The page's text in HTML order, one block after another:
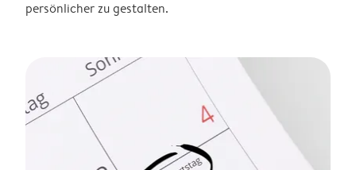
persönlicher zu gestalten.